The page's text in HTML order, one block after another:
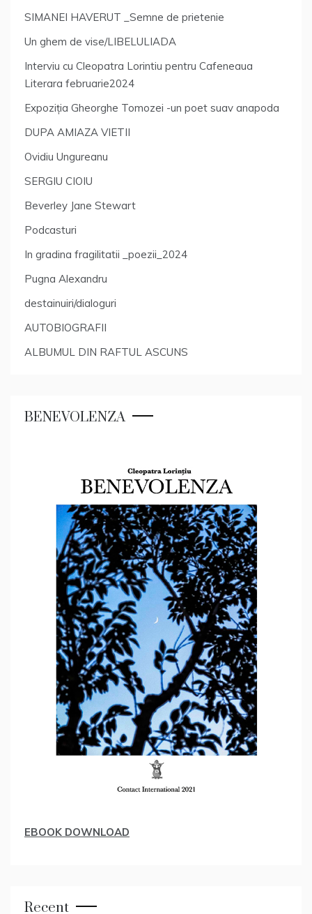
SIMANEI HAVERUT _Semne de prietenie
Un ghem de vise/LIBELULIADA
Interviu cu Cleopatra Lorintiu pentru Cafeneaua
Literara februarie2024
Expoziția Gheorghe Tomozei -un poet suav anapoda
DUPA AMIAZA VIETII
Ovidiu Ungureanu
SERGIU CIOIU
Beverley Jane Stewart
Podcasturi
In gradina fragilitatii _poezii_2024
Pugna Alexandru
destainuiri/dialoguri
AUTOBIOGRAFII
ALBUMUL DIN RAFTUL ASCUNS
BENEVOLENZA
EBOOK DOWNLOAD
Recent